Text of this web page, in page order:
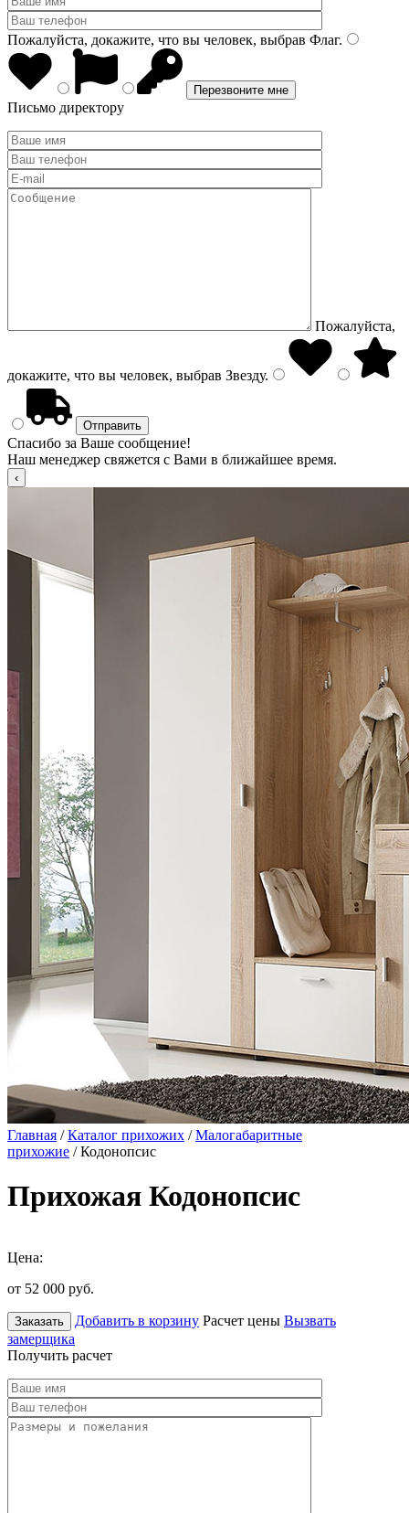
Пожалуйста, докажите, что вы человек, выбрав Флаг.
Письмо директору
Пожалуйста,
докажите, что вы человек, выбрав Звезду.
Спасибо за Ваше сообщение!
Наш менеджер свяжется с Вами в ближайшее время.
Главная /Каталог прихожих /Малогабаритные
прихожие / Кодонопсис
Прихожая Кодонопсис
Цена:
от 52 000 руб.
Заказать Добавить в корзину Расчет цены Вызвать
замерщика
Получить расчет